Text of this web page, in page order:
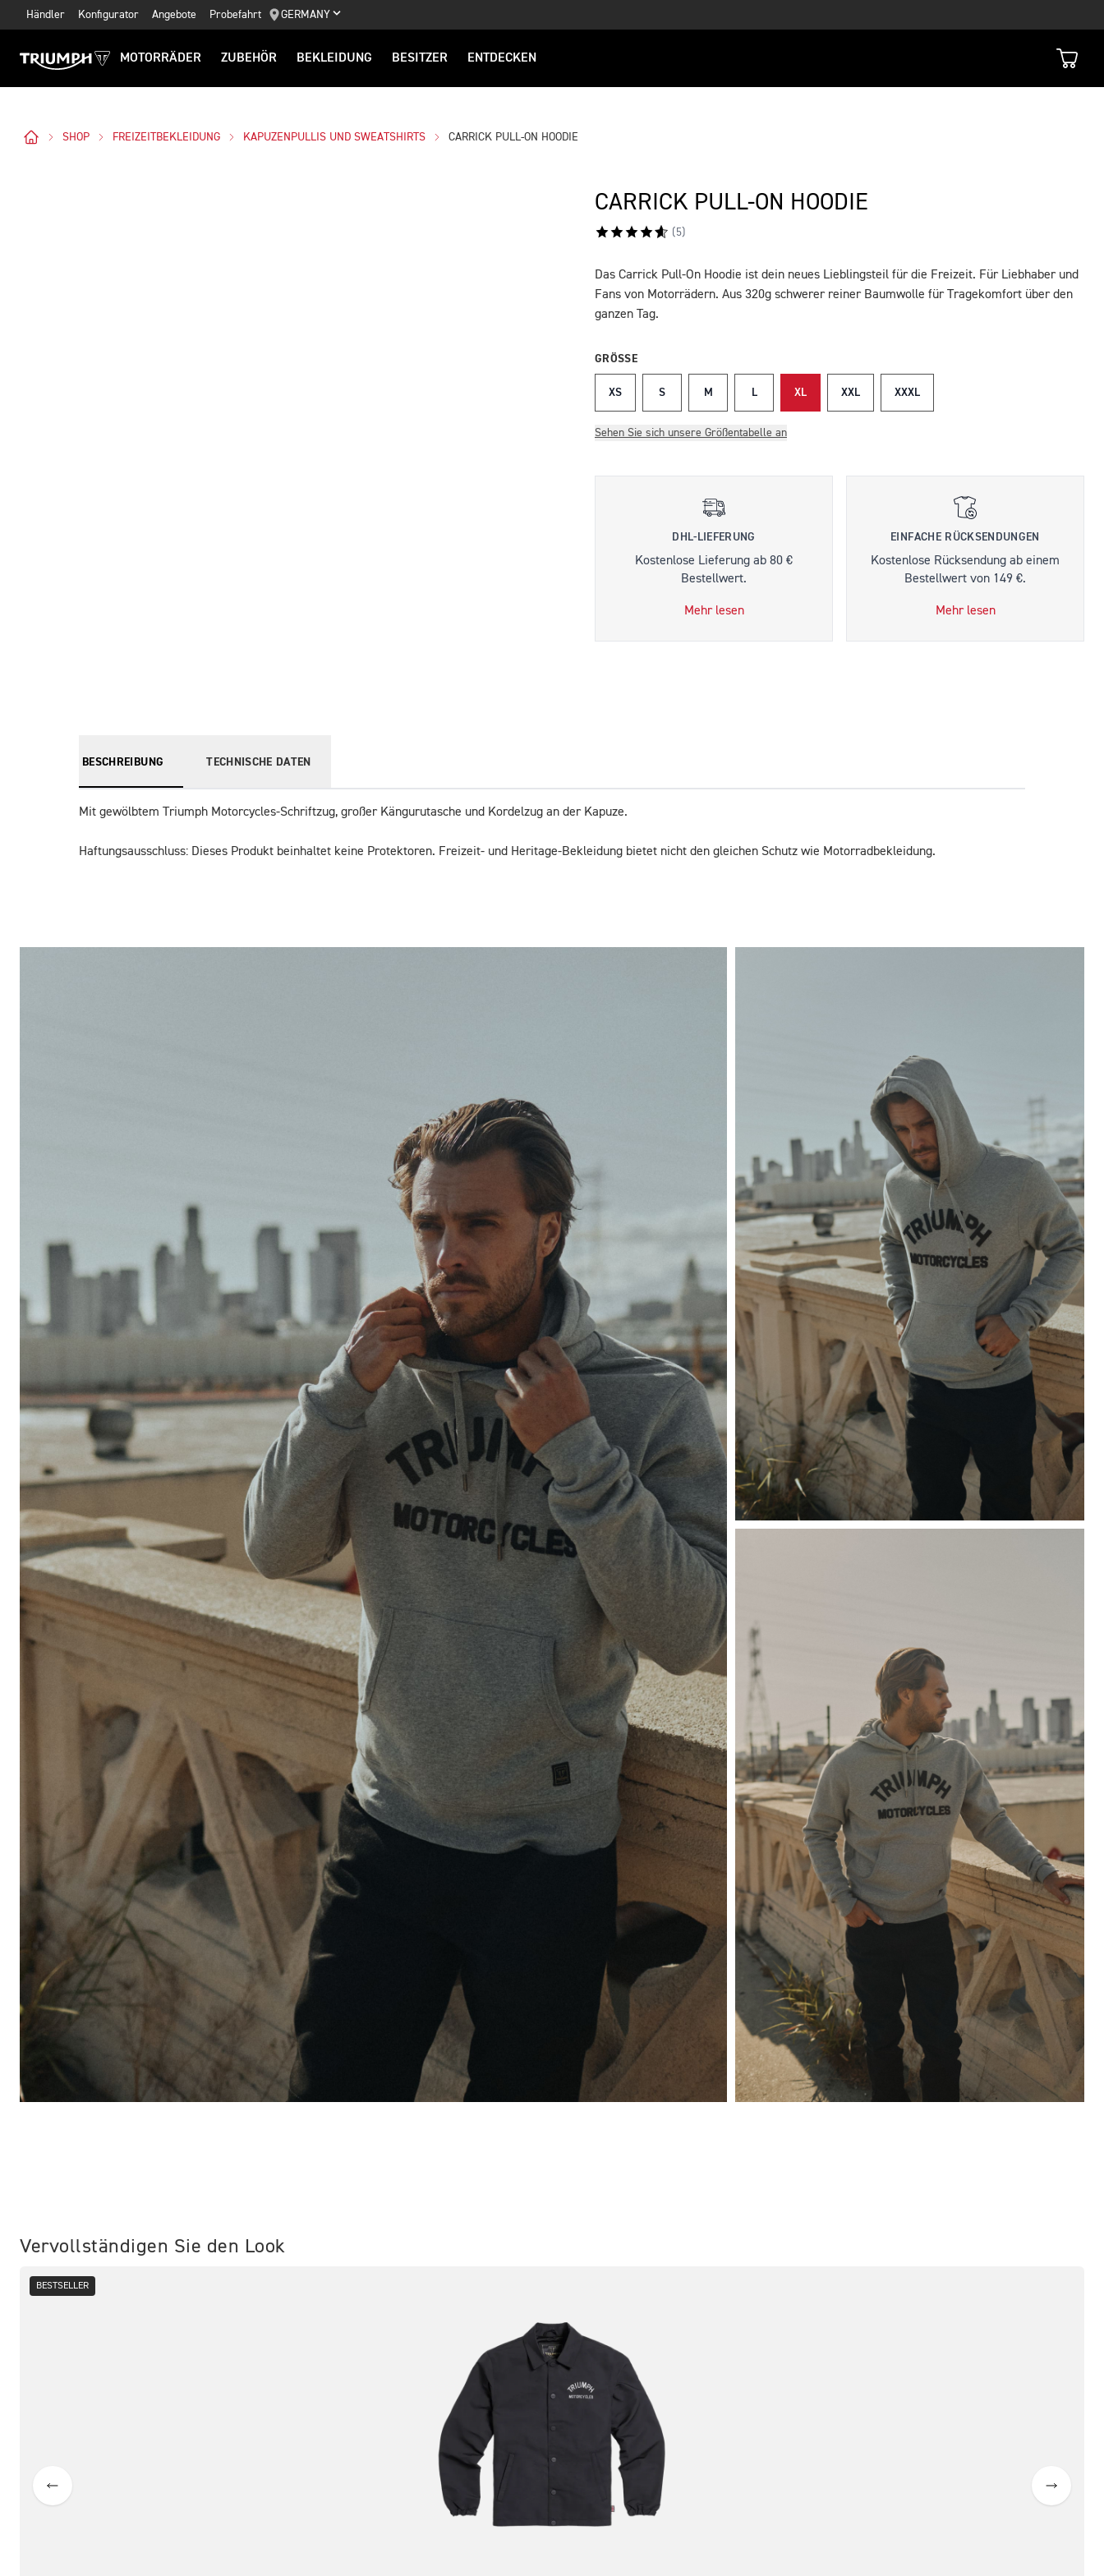
Händler Konfigurator Angebote Probefahrt GERMANY
MOTORRÄDER ZUBEHÖR BEKLEIDUNG BESITZER ENTDECKEN
SHOP FREIZEITBEKLEIDUNG KAPUZENPULLIS UND SWEATSHIRTS CARRICK PULL-ON HOODIE
CARRICK PULL-ON HOODIE
( 5)
BESCHREIBUNG
Das Carrick Pull-On Hoodie ist dein neues Lieblingsteil für die Freizeit. Für Liebhaber und
Fans von Motorrädern. Aus 320g schwerer reiner Baumwolle für Tragekomfort über den
ganzen Tag.
GRÖSSE
XS S M L XL XXL XXXL
Sehen Sie sich unsere Größentabelle an
DHL-LIEFERUNG
Kostenlose Lieferung ab 80 €
Bestellwert.
Mehr lesen
EINFACHE RÜCKSENDUNGEN
Kostenlose Rücksendung ab einem
Bestellwert von 149 €.
Mehr lesen
BESCHREIBUNG TECHNISCHE DATEN
Mit gewölbtem Triumph Motorcycles-Schriftzug, großer Kängurutasche und Kordelzug an der Kapuze.
Haftungsausschluss: Dieses Produkt beinhaltet keine Protektoren. Freizeit- und Heritage-Bekleidung bietet nicht den gleichen Schutz wie Motorradbekleidung.
Vervollständigen Sie den Look
BESTSELLER